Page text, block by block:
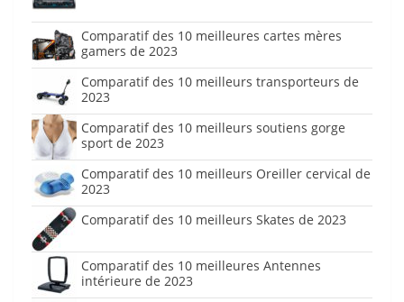
Comparatif des 10 meilleures cartes mères
gamers de 2023
Comparatif des 10 meilleurs transporteurs de
2023
Comparatif des 10 meilleurs soutiens gorge
sport de 2023
Comparatif des 10 meilleurs Oreiller cervical de
2023
Comparatif des 10 meilleurs Skates de 2023
Comparatif des 10 meilleures Antennes
intérieure de 2023